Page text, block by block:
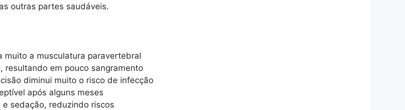
outras partes saudáveis.
muito a musculatura paravertebral
resultando em pouco sangramento
diminui muito o risco de infecção
após alguns meses
sedação, reduzindo riscos